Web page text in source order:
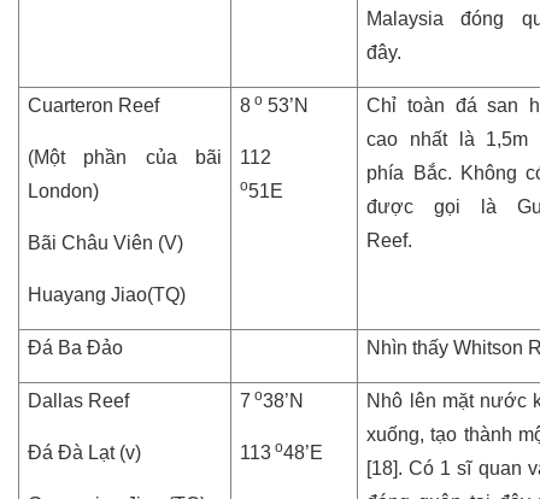
Malaysia đóng
đây.
Cuarteron Reef
(Một phần của bãi
London)
Bãi Châu Viên (V)
Huayang Jiao(TQ)
8 o 53’N
112
o51E
Chỉ toàn đá san
cao nhất là 1,5m
phía Bắc. Không
được gọi là
Reef.
Đá Ba Đảo Nhìn thấy Whitson
Dallas Reef
Đá Đà Lạt (v)
7 o38’N
113 o48’E
Nhô lên mặt nước
xuống, tạo thành
[18]. Có 1 sĩ quan